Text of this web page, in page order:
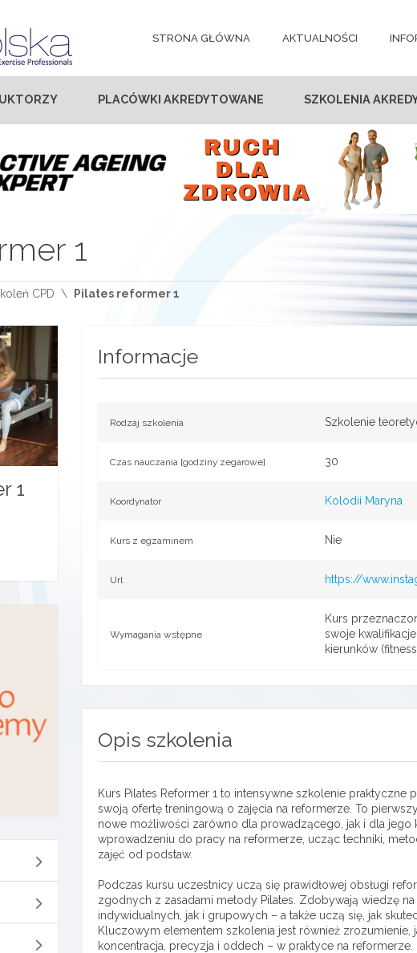
STRONA GŁÓWNA AKTUALNOŚCI
PLACÓWKI AKREDYTOWANE SZKOLENIA
1
CPD Pilates reformer 1
1
Informacje
Rodzaj szkolenia Szkolenie
Czas nauczania [godziny zegarowe] 30
Koordynator Kolodii Maryna
Kurs z egzaminem Nie
Url https://
Wymagania wstępne
Kurs
swoje
kierunków
Opis szkolenia
Kurs Pilates Reformer 1 to intensywne szkolenie
swoją ofertę treningową o zajęcia na reformerze. To
nowe możliwości zarówno dla prowadzącego, jak i dla
wprowadzeniu do pracy na reformerze, ucząc techniki,
zajęć od podstaw.
Podczas kursu uczestnicy uczą się prawidłowej obsługi
zgodnych z zasadami metody Pilates. Zdobywają wiedzę
indywidualnych, jak i grupowych – a także uczą się, jak
Kluczowym elementem szkolenia jest również zrozumienie,
koncentracja, precyzja i oddech – w praktyce na reformerze.